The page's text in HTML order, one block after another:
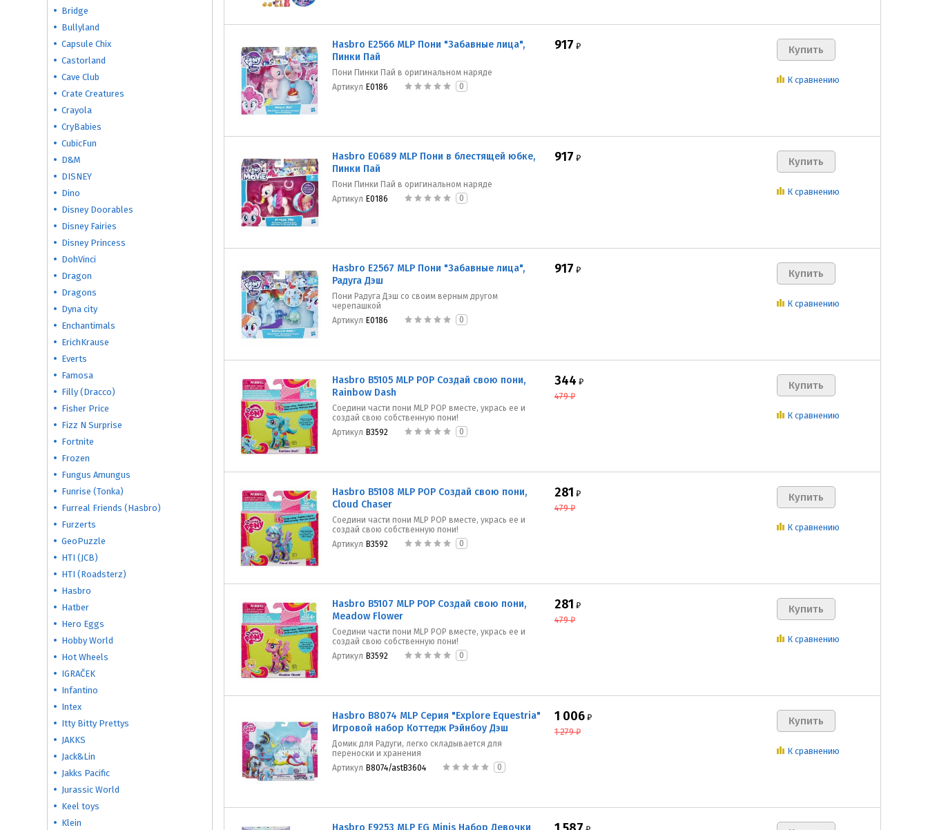
Bridge
Bullyland
Capsule Chix
Castorland
Cave Club
Crate Creatures
Crayola
CryBabies
CubicFun
D&M
DISNEY
Dino
Disney Doorables
Disney Fairies
Disney Princess
DohVinci
Dragon
Dragons
Dyna city
Enchantimals
ErichKrause
Everts
Famosa
Filly (Dracco)
Fisher Price
Fizz N Surprise
Fortnite
Frozen
Fungus Amungus
Funrise (Tonka)
Furreal Friends (Hasbro)
Furzerts
GeoPuzzle
HTI (JCB)
HTI (Roadsterz)
Hasbro
Hatber
Hero Eggs
Hobby World
Hot Wheels
IGRAČEK
Infantino
Intex
Itty Bitty Prettys
JAKKS
Jack&Lin
Jakks Pacific
Jurassic World
Keel toys
Klein
Hasbro E2566 MLP Пони "Забавные лица",
Пинки Пай
Пони Пинки Пай в оригинальном наряде
Артикул E0186 0
917 ₽
К сравнению
Hasbro E0689 MLP Пони в блестящей юбке,
Пинки Пай
Пони Пинки Пай в оригинальном наряде
Артикул E0186 0
917 ₽
К сравнению
Hasbro E2567 MLP Пони "Забавные лица",
Радуга Дэш
Пони Радуга Дэш со своим верным другом
черепашкой
Артикул E0186 0
917 ₽
К сравнению
Hasbro B5105 MLP POP Создай свою пони,
Rainbow Dash
Соедини части пони MLP POP вместе, укрась ее и
создай свою собственную пони!
Артикул B3592 0
344 ₽
479 ₽
К сравнению
Hasbro B5108 MLP POP Создай свою пони,
Cloud Chaser
Соедини части пони MLP POP вместе, укрась ее и
создай свою собственную пони!
Артикул B3592 0
281 ₽
479 ₽
К сравнению
Hasbro B5107 MLP POP Создай свою пони,
Meadow Flower
Соедини части пони MLP POP вместе, укрась ее и
создай свою собственную пони!
Артикул B3592 0
281 ₽
479 ₽
К сравнению
Hasbro B8074 MLP Серия "Explore Equestria"
Игровой набор Коттедж Рэйнбоу Дэш
Домик для Радуги, легко складывается для
переноски и хранения
Артикул B8074/astB3604 0
1 006 ₽
1 279 ₽
К сравнению
Hasbro E9253 MLP EG Minis Набор Девочки